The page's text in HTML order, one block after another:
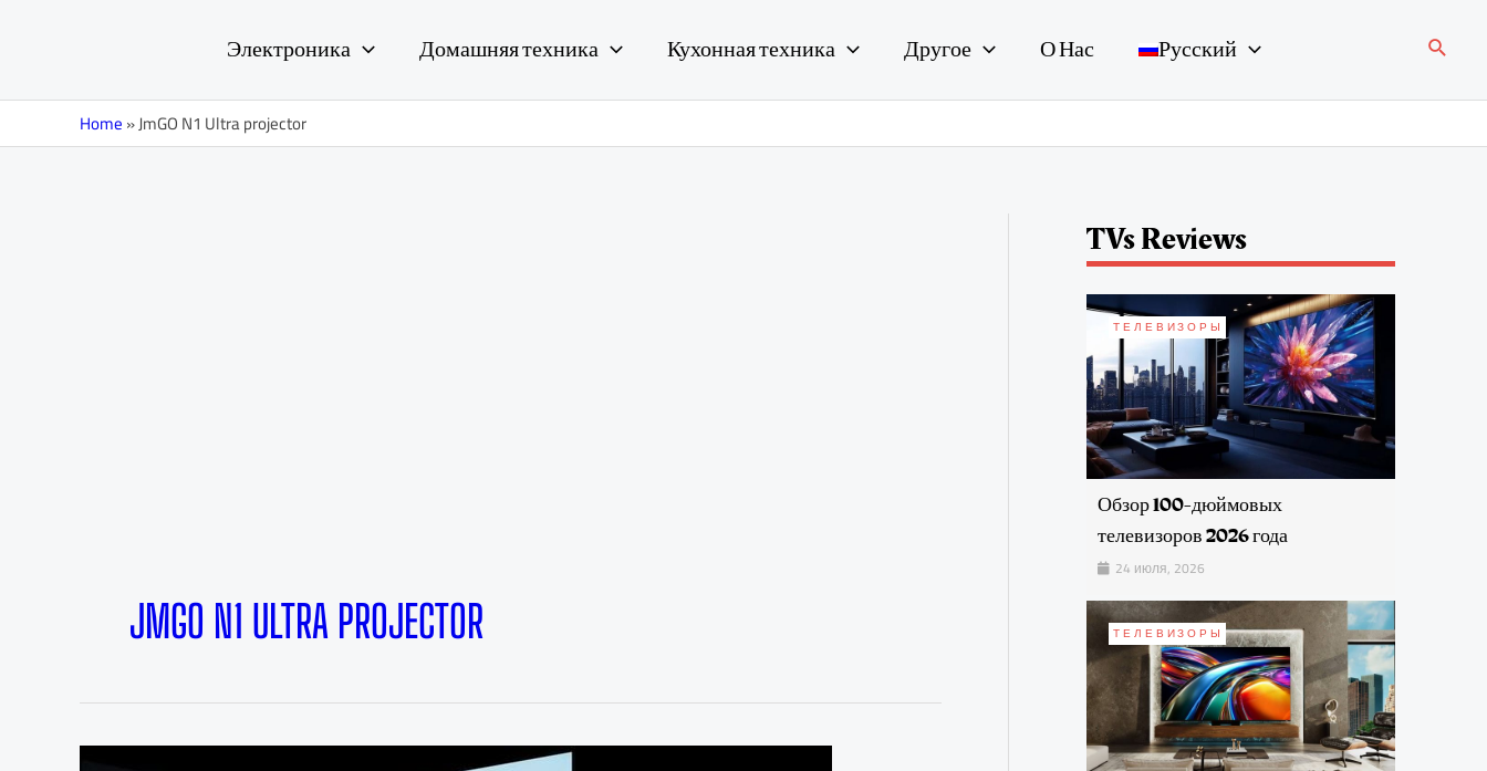
Электроника Домашняя техника Кухонная техника Другое О Нас Русский Поиск
Home»JmGO N1 Ultra projector
JMGO N1 ULTRA PROJECTOR
TVs Reviews
ТЕЛЕВИЗОРЫ
Обзор 100-дюймовых
телевизоров 2026 года
24 июля, 2026
ТЕЛЕВИЗОРЫ